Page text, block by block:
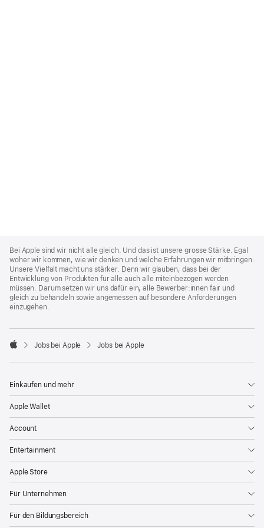
Footer
Bei Apple sind wir nicht alle gleich. Und das ist unsere grosse Stärke. Egal
woher wir kommen, wie wir denken und welche Erfahrungen wir mitbringen:
Unsere Vielfalt macht uns stärker. Denn wir glauben, dass bei der
Entwicklung von Produkten für alle auch alle miteinbezogen werden
müssen. Darum setzen wir uns dafür ein, alle Bewerber:innen fair und
gleich zu behandeln sowie angemessen auf besondere Anforderungen
einzugehen.

Jobs bei Apple Jobs bei Apple
Einkaufen und mehr
Apple Wallet
Account
Entertainment
Apple Store
Für Unternehmen
Für den Bildungsbereich